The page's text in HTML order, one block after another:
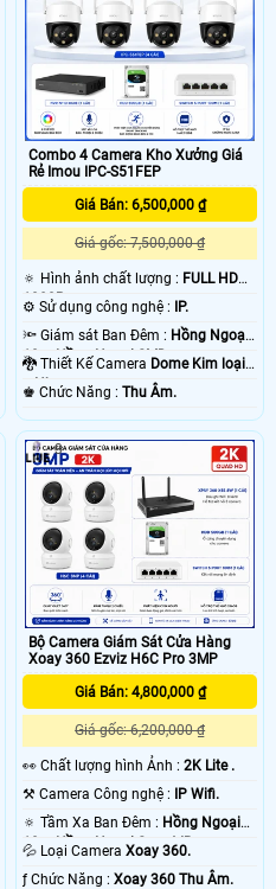
Combo 4 Camera Kho Xưởng Giá
Rẻ Imou IPC-S51FEP
Giá Bán: 6,500,000 ₫
Giá gốc: 7,500,000 ₫
🔅 Hình ảnh chất lượng : FULL HD
1080P .
⚙ Sử dụng công nghệ :
IP.
🔦 Giám sát Ban Đêm : Hồng Ngoại
10m Hồng Ngoại SMD.
🐉️ Thiết Kế Camera Dome Kim loại
+ Nhựa.
️♚ Chức Năng :Thu Âm.
Bộ Camera Giám Sát Cửa Hàng
Xoay 360 Ezviz H6C Pro 3MP
Giá Bán: 4,800,000 ₫
Giá gốc: 6,200,000 ₫
️👀 Chất lượng hình Ảnh :2K Lite .
⚒ Camera Công nghệ : IP Wifi.
🔅 Tầm Xa Ban Đêm : Hồng Ngoại
10m Hồng Ngoại Smart IR.
💦 Loại CameraXoay 360.
️ƒ Chức Năng :Xoay 360 Thu Âm.
3